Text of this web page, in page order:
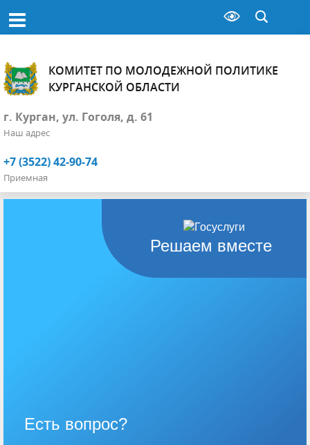
КОМИТЕТ ПО МОЛОДЕЖНОЙ ПОЛИТИКЕ
КУРГАНСКОЙ ОБЛАСТИ
г. Курган, ул. Гоголя, д. 61
Наш адрес
+7 (3522) 42-90-74
Приемная
Решаем вместе
Есть вопрос?